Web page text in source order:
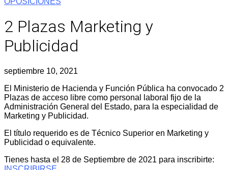
2 Plazas Marketing y
Publicidad
septiembre 10, 2021
El Ministerio de Hacienda y Función Pública ha convocado 2
Plazas de acceso libre como personal laboral fijo de la
Administración General del Estado, para la especialidad de
Marketing y Publicidad.
El título requerido es de Técnico Superior en Marketing y
Publicidad o equivalente.
Tienes hasta el 28 de Septiembre de 2021 para inscribirte: